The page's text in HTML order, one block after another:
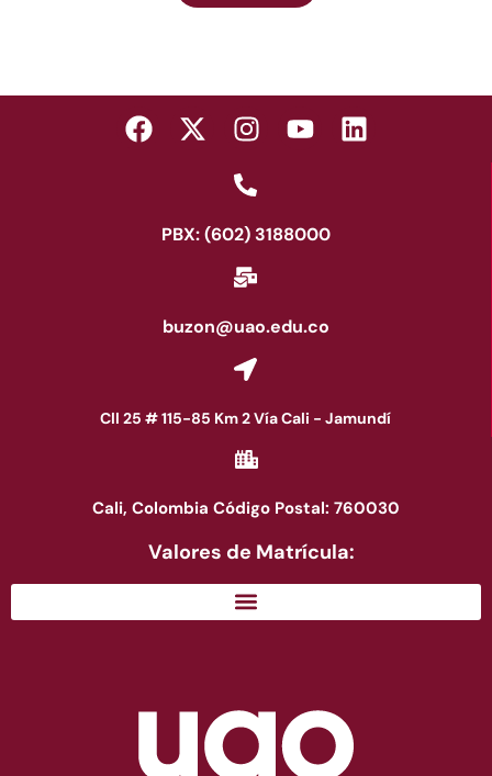
PBX: (602) 3188000
buzon@uao.edu.co
Cll 25 # 115-85 Km 2 Vía Cali - Jamundí
Cali, Colombia Código Postal: 760030
Valores de Matrícula: